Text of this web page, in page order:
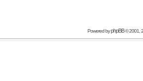
Powered byphpBB© 2001,